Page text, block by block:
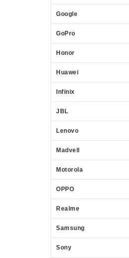
Google
GoPro
Honor
Huawei
Infinix
JBL
Lenovo
Madvell
Motorola
OPPO
Realme
Samsung
Sony